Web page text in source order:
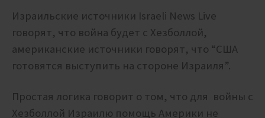
Израильские источники Israeli News Live
говорят, что война будет с Хезболлой,
американские источники говорят, что “США
готовятся выступить на стороне Израиля”.
Простая логика говорит о том, что для войны с
Хезболлой Израилю помощь Америки не